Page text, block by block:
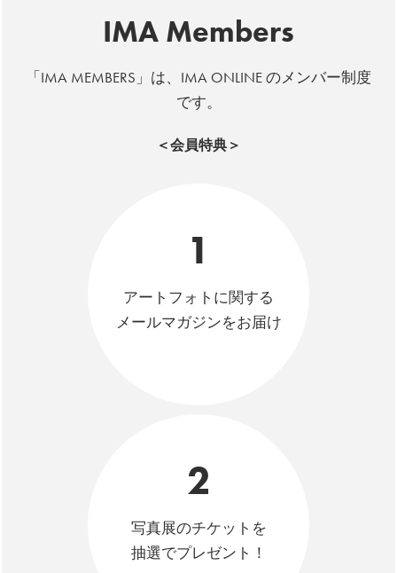
IMA Members
「IMA MEMBERS」は、IMA ONLINE のメンバー制度
です。
＜会員特典＞
1
アートフォトに関する
メールマガジンをお届け
2
写真展のチケットを
抽選でプレゼント！